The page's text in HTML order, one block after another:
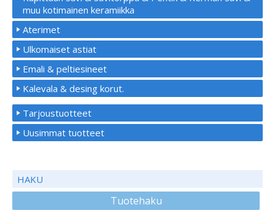
muu kotimainen keramiikka
Aterimet
Ulkomaiset astiat
Emali & peltiesineet
Kalevala & desing korut.
Tarjoustuotteet
Uusimmat tuotteet
HAKU
Tuotehaku